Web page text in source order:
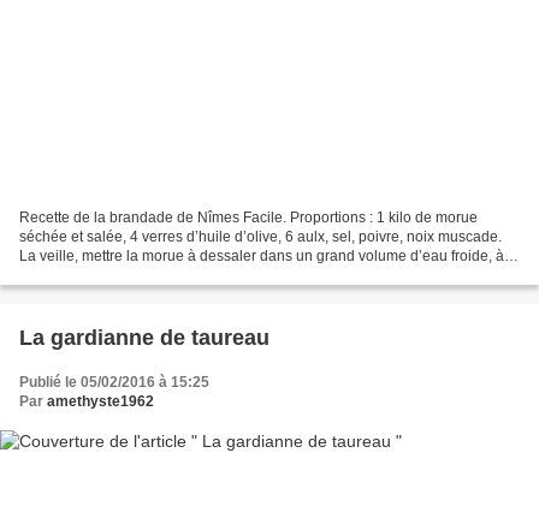
Recette de la brandade de Nîmes Facile. Proportions : 1 kilo de morue
séchée et salée, 4 verres d’huile d’olive, 6 aulx, sel, poivre, noix muscade.
La veille, mettre la morue à dessaler dans un grand volume d’eau froide, à
La gardianne de taureau
Publié le 05/02/2016 à 15:25
Par amethyste1962